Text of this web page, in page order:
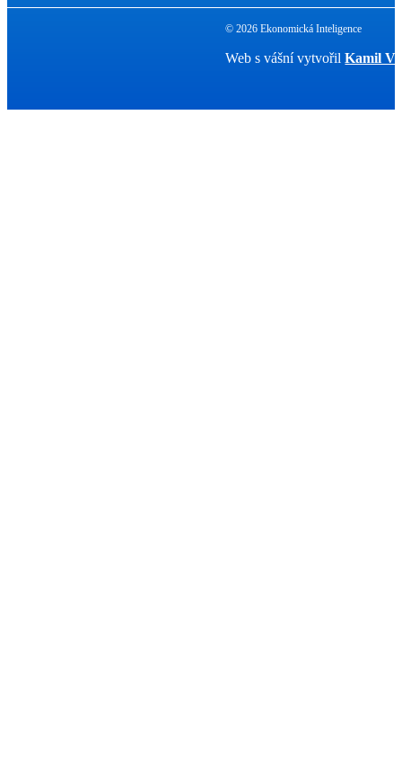
© 2026 Ekonomická Inteligence
Web s vášní vytvořil Kamil